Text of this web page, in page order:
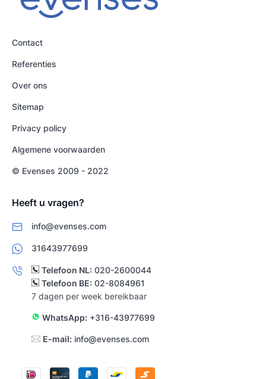
Contact
Referenties
Over ons
Sitemap
Privacy policy
Algemene voorwaarden
© Evenses 2009 - 2022
Heeft u vragen?
info@evenses.com
31643977699
Telefoon NL: 020-2600044
Telefoon BE: 02-8084961
7 dagen per week bereikbaar
WhatsApp: +316-43977699
E-mail: info@evenses.com